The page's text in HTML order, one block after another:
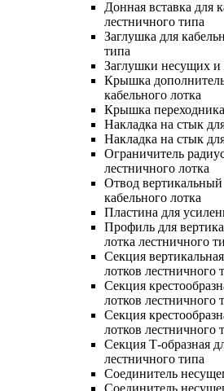
Донная вставка для
лестничного типа
Заглушка для
типа
Заглушки несущих
Крышка
кабельного лотка
Крышка
Накладка на стык
Накладка на стык
Ограничитель
лестничного лотка
Отвод
кабельного лотка
Пластина для
Профиль для
лотка лестничного
Секция
лотков лестничного
Секция
лотков лестничного
Секция
лотков лестничного
Секция Т-образная
лестничного типа
Соединитель
Соединитель